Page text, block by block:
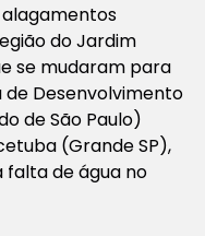
do Jardim
se mudaram para
de Desenvolvimento
de São Paulo)
(Grande SP),
de água no